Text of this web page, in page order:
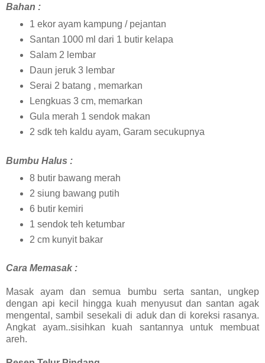
Bahan :
1 ekor ayam kampung / pejantan
Santan 1000 ml dari 1 butir kelapa
Salam 2 lembar
Daun jeruk 3 lembar
Serai 2 batang , memarkan
Lengkuas 3 cm, memarkan
Gula merah 1 sendok makan
2 sdk teh kaldu ayam, Garam secukupnya
Bumbu Halus :
8 butir bawang merah
2 siung bawang putih
6 butir kemiri
1 sendok teh ketumbar
2 cm kunyit bakar
Cara Memasak :
Masak ayam dan semua bumbu serta santan, ungkep
dengan api kecil hingga kuah menyusut dan santan agak
mengental, sambil sesekali di aduk dan di koreksi rasanya.
Angkat ayam..sisihkan kuah santannya untuk membuat
areh.